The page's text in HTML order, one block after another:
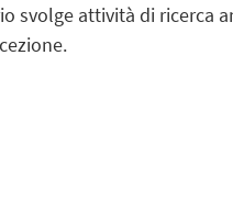
svolge attività di ricerca